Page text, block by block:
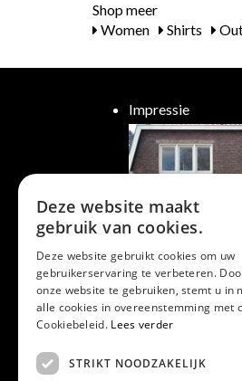
Shop meer
Women
Shirts
Impressie
Klantenservice
Verzending/
Deze website maakt
gebruik van cookies.
Deze website gebruikt cookies om uw
gebruikerservaring te verbeteren.
onze website te gebruiken, stemt u in
alle cookies in overeenstemming met
Cookiebeleid. Lees verder
STRIKT NOODZAKELIJK